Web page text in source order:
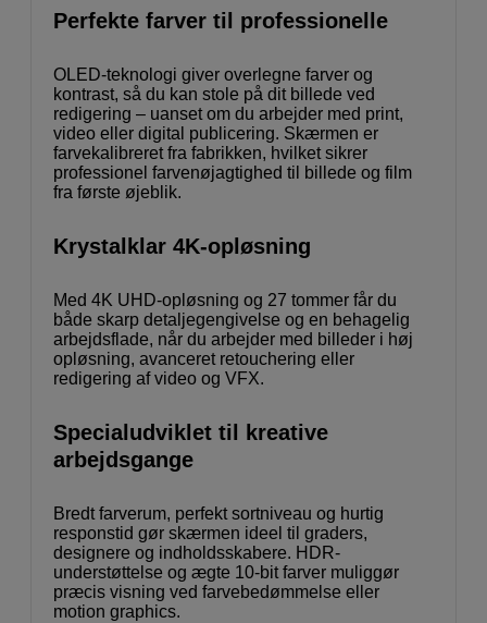
Perfekte farver til professionelle
OLED-teknologi giver overlegne farver og
kontrast, så du kan stole på dit billede ved
redigering – uanset om du arbejder med print,
video eller digital publicering. Skærmen er
farvekalibreret fra fabrikken, hvilket sikrer
professionel farvenøjagtighed til billede og film
fra første øjeblik.
Krystalklar 4K-opløsning
Med 4K UHD-opløsning og 27 tommer får du
både skarp detaljegengivelse og en behagelig
arbejdsflade, når du arbejder med billeder i høj
opløsning, avanceret retouchering eller
redigering af video og VFX.
Specialudviklet til kreative
arbejdsgange
Bredt farverum, perfekt sortniveau og hurtig
responstid gør skærmen ideel til graders,
designere og indholdsskabere. HDR-
understøttelse og ægte 10-bit farver muliggør
præcis visning ved farvebedømmelse eller
motion graphics.